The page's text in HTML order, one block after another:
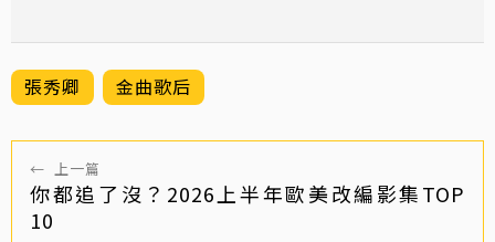
張秀卿 金曲歌后
← 上一篇
你都追了沒？2026上半年歐美改編影集TOP
10